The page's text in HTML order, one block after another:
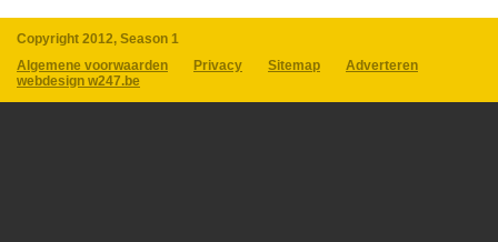
Copyright 2012, Season 1
Algemene voorwaarden
Privacy Sitemap
Adverteren
webdesign w247.be